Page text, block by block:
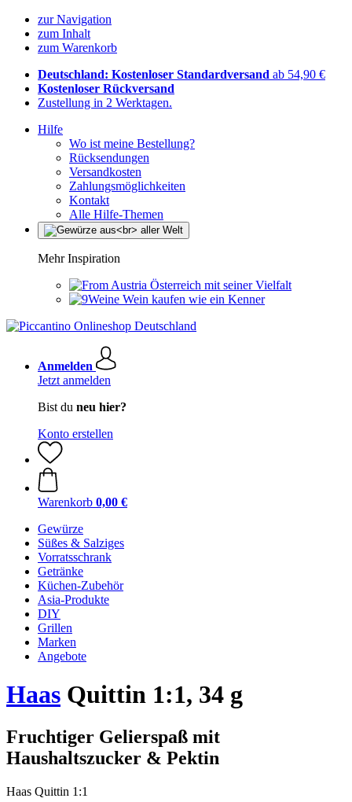
zur Navigation
zum Inhalt
zum Warenkorb
Deutschland: Kostenloser Standardversand ab 54,90 €
Kostenloser Rückversand
Zustellung in 2 Werktagen.
Hilfe
Wo ist meine Bestellung?
Rücksendungen
Versandkosten
Zahlungsmöglichkeiten
Kontakt
Alle Hilfe-Themen
Mehr Inspiration
Österreich mit seiner Vielfalt
Wein kaufen wie ein Kenner
Anmelden
Jetzt anmelden
Bist du neu hier?
Konto erstellen
Warenkorb 0,00 €
Gewürze
Süßes & Salziges
Vorratsschrank
Getränke
Küchen-Zubehör
Asia-Produkte
DIY
Grillen
Marken
Angebote
Haas Quittin 1:1, 34 g
Fruchtiger Gelierspaß mit
Haushaltszucker & Pektin
Haas Quittin 1:1